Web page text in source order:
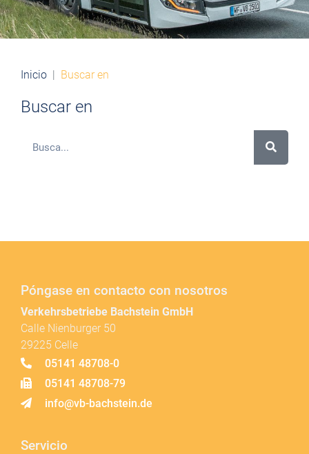
Inicio Buscar en
Buscar en
Póngase en contacto con nosotros
Verkehrsbetriebe Bachstein GmbH
Calle Nienburger 50
29225 Celle
05141 48708-0
05141 48708-79
info@vb-bachstein.de
Servicio